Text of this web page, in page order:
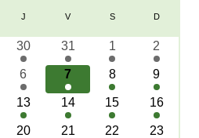
vues
J VVENDREDI
SSAMEDI D
1
évènement
30
1
évènement
31
1
évènement
1
1
2
1
évènement
6
1
évènement
7
1
évènement
8
1
9
1
évènement
13
1
évènement
14
1
évènement
15
1
16
1
20
1
21
1
22
1
23